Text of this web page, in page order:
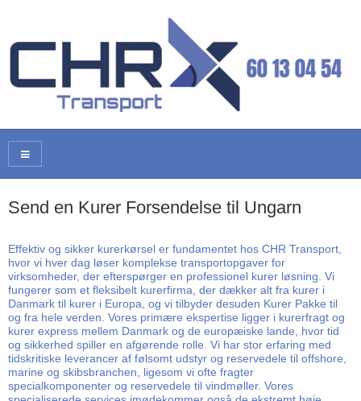
Send en Kurer Forsendelse til Ungarn
Effektiv og sikker kurerkørsel er fundamentet hos CHR Transport,
hvor vi hver dag løser komplekse transportopgaver for
virksomheder, der efterspørger en professionel kurer løsning. Vi
fungerer som et fleksibelt kurerfirma, der dækker alt fra kurer i
Danmark til kurer i Europa, og vi tilbyder desuden Kurer Pakke til
og fra hele verden. Vores primære ekspertise ligger i kurerfragt og
kurer express mellem Danmark og de europæiske lande, hvor tid
og sikkerhed spiller en afgørende rolle. Vi har stor erfaring med
tidskritiske leverancer af følsomt udstyr og reservedele til offshore,
marine og skibsbranchen, ligesom vi ofte fragter
specialkomponenter og reservedele til vindmøller. Vores